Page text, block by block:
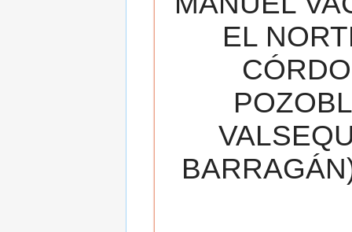
EL